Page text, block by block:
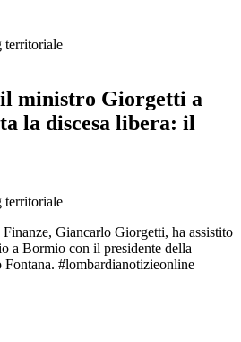
territoriale
ministro Giorgetti a
la discesa libera: il
territoriale
Giancarlo Giorgetti, ha assistito
a Bormio con il presidente della
#lombardianotizieonline